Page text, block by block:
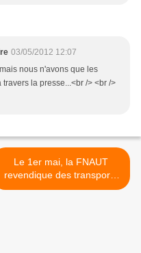
03/05/2012 12:07
nous n'avons que les
la presse...<br /> <br />
Le 1er mai, la FNAUT
revendique des transports
collectifs ! >